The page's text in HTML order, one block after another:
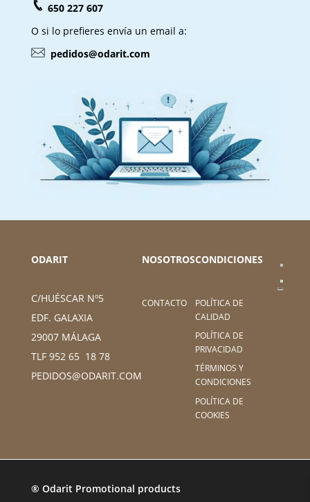
650 227 607
O si lo prefieres envía un email a:
pedidos@odarit.com
ODARIT
C/HUÉSCAR Nº5
EDF. GALAXIA
29007 MÁLAGA
TLF 952 65 18 78
PEDIDOS@ODARIT.COM
NOSOTROS
CONTACTO
CONDICIONES
POLÍTICA DE
CALIDAD
POLÍTICA DE
PRIVACIDAD
TÉRMINOS Y
CONDICIONES
POLÍTICA DE
COOKIES
® Odarit Promotional products